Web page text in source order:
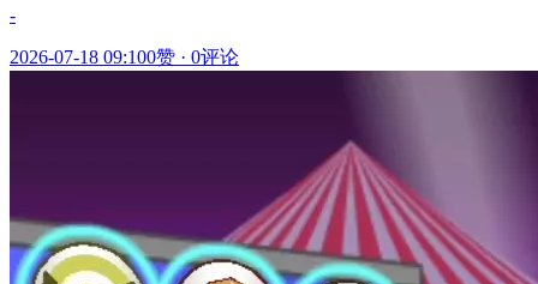
-
2026-07-18 09:100赞 · 0评论